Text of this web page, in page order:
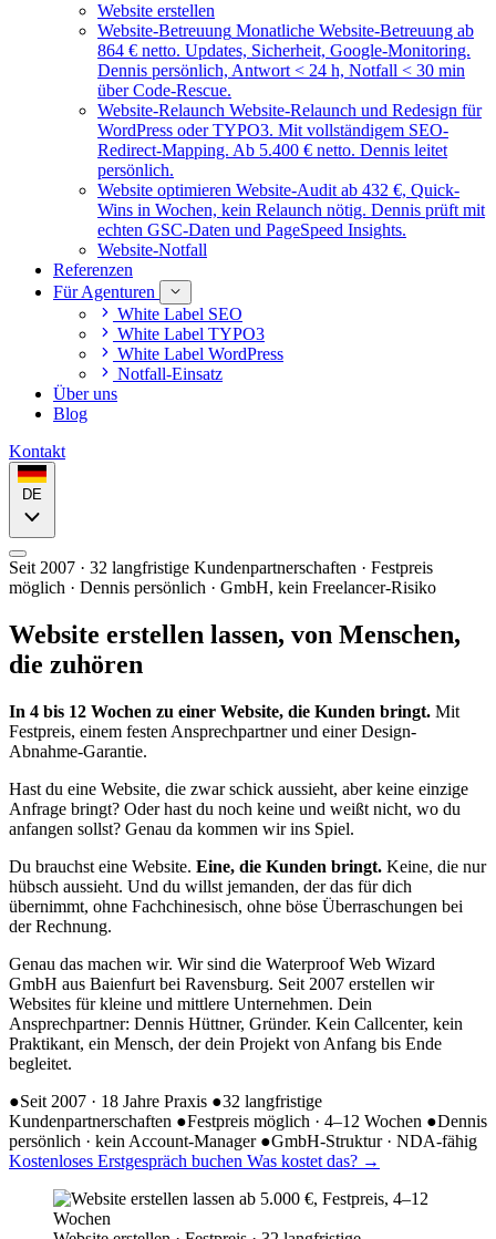
Website erstellen
Website-Betreuung Monatliche Website-Betreuung ab
864 € netto. Updates, Sicherheit, Google-Monitoring.
Dennis persönlich, Antwort < 24 h, Notfall < 30 min
über Code-Rescue.
Website-Relaunch Website-Relaunch und Redesign für
WordPress oder TYPO3. Mit vollständigem SEO-
Redirect-Mapping. Ab 5.400 € netto. Dennis leitet
persönlich.
Website optimieren Website-Audit ab 432 €, Quick-
Wins in Wochen, kein Relaunch nötig. Dennis prüft mit
echten GSC-Daten und PageSpeed Insights.
Website-Notfall
Referenzen
Für Agenturen
White Label SEO
White Label TYPO3
White Label WordPress
Notfall-Einsatz
Über uns
Blog
Kontakt
DE
Seit 2007 · 32 langfristige Kundenpartnerschaften · Festpreis
möglich · Dennis persönlich · GmbH, kein Freelancer-Risiko
Website erstellen lassen, von Menschen,
die zuhören
In 4 bis 12 Wochen zu einer Website, die Kunden bringt. Mit
Festpreis, einem festen Ansprechpartner und einer Design-
Abnahme-Garantie.
Hast du eine Website, die zwar schick aussieht, aber keine einzige
Anfrage bringt? Oder hast du noch keine und weißt nicht, wo du
anfangen sollst? Genau da kommen wir ins Spiel.
Du brauchst eine Website. Eine, die Kunden bringt. Keine, die nur
hübsch aussieht. Und du willst jemanden, der das für dich
übernimmt, ohne Fachchinesisch, ohne böse Überraschungen bei
der Rechnung.
Genau das machen wir. Wir sind die Waterproof Web Wizard
GmbH aus Baienfurt bei Ravensburg. Seit 2007 erstellen wir
Websites für kleine und mittlere Unternehmen. Dein
Ansprechpartner: Dennis Hüttner, Gründer. Kein Callcenter, kein
Praktikant, ein Mensch, der dein Projekt von Anfang bis Ende
begleitet.
●Seit 2007 · 18 Jahre Praxis ●32 langfristige
Kundenpartnerschaften ●Festpreis möglich · 4–12 Wochen ●Dennis
persönlich · kein Account-Manager ●GmbH-Struktur · NDA-fähig
Kostenloses Erstgespräch buchen Was kostet das? →